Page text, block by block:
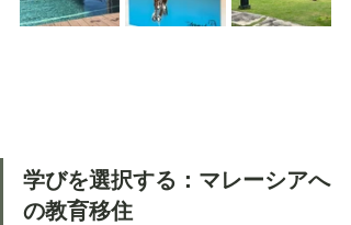
学びを選択する：マレーシアへ
の教育移住